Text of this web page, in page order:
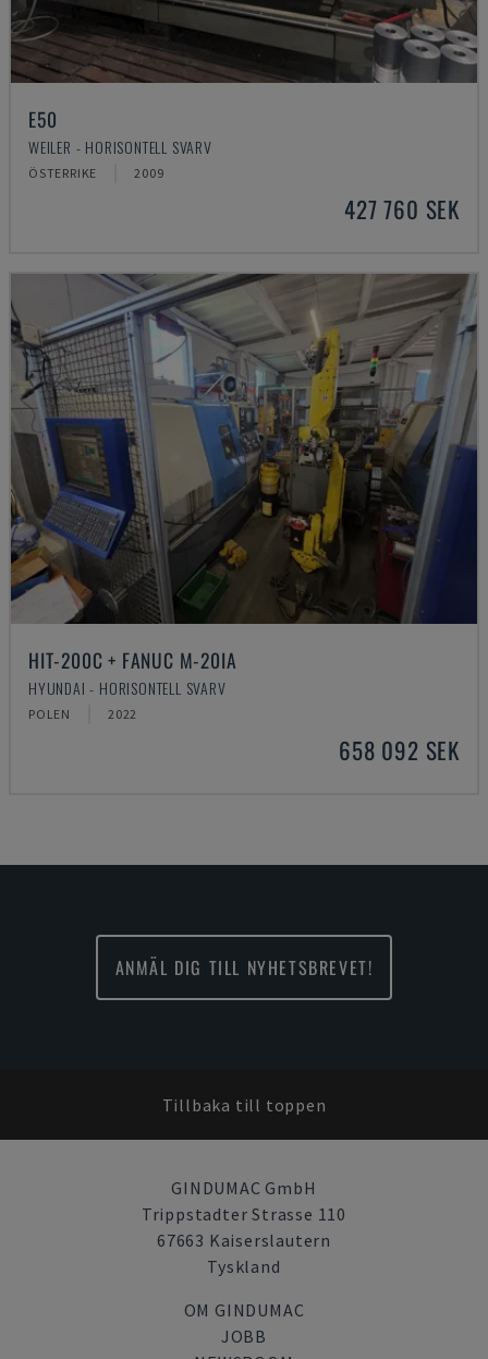
E50
WEILER - HORISONTELL SVARV
ÖSTERRIKE 2009
427 760 SEK
HIT-200C + FANUC M-20IA
HYUNDAI - HORISONTELL SVARV
POLEN 2022
658 092 SEK
ANMÄL DIG TILL NYHETSBREVET!
Tillbaka till toppen
GINDUMAC GmbH
Trippstadter Strasse 110
67663 Kaiserslautern
Tyskland
OM GINDUMAC
JOBB